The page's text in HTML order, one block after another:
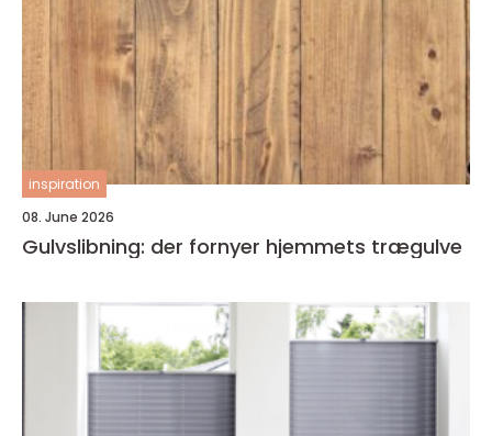
inspiration
08. June 2026
Gulvslibning: der fornyer hjemmets trægulve